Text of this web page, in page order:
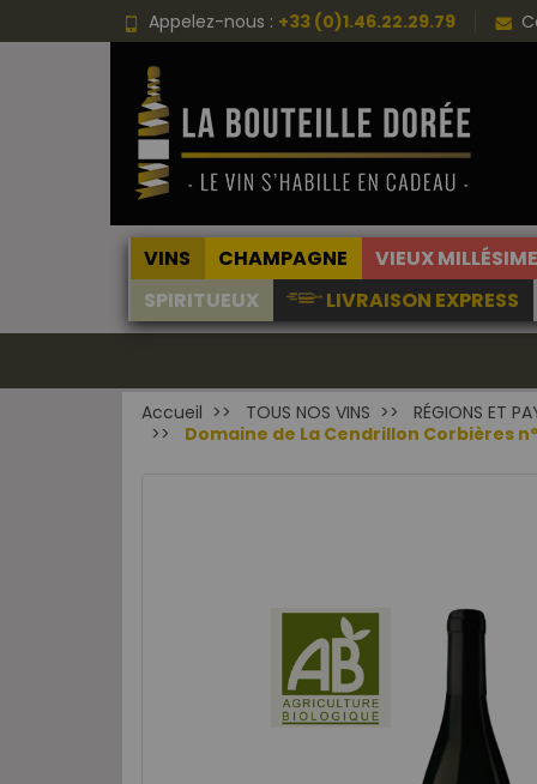
Appelez-nous : +33 (0)1.46.22.29.79
VINS CHAMPAGNE VIEUX
SPIRITUEUX
LIVRAISON EXPRESS
Accueil TOUS NOS VINS RÉGIONS ET
Domaine de La Cendrillon Corbières